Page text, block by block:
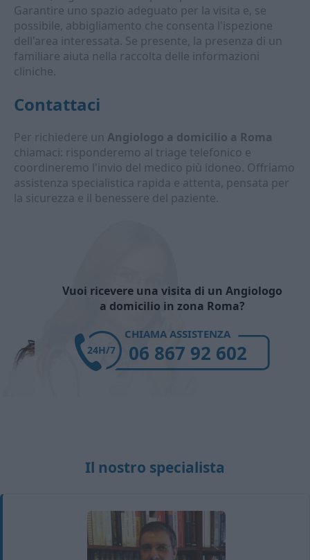
Garantire uno spazio adeguato per la visita e, se
possibile, abbigliamento che consenta l'ispezione
dell'area interessata. Se presente, la presenza di un
familiare aiuta nella raccolta delle informazioni
cliniche.
Contattaci
Per richiedere un Angiologo a domicilio a Roma
chiamaci: risponderemo al triage telefonico e
coordineremo l'invio del medico più idoneo. Offriamo
assistenza specialistica rapida e attenta, pensata per
la sicurezza e il benessere del paziente.
Vuoi ricevere una visita di un Angiologo
a domicilio in zona Roma?
CHIAMA ASSISTENZA
06 867 92 602
24H/7
Il nostro specialista